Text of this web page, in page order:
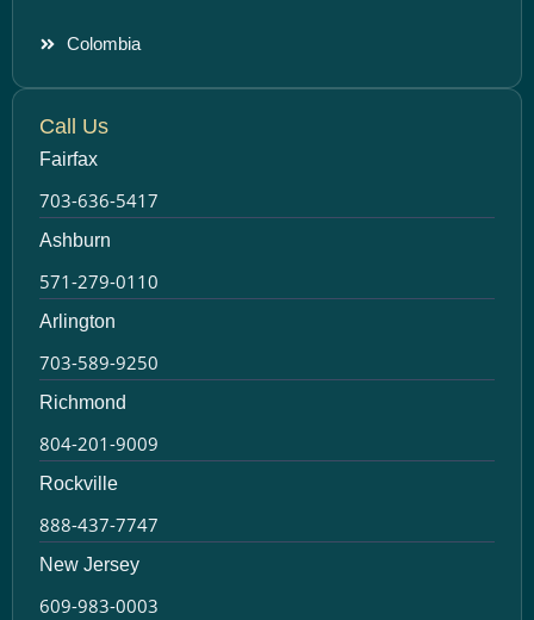
Colombia
Call Us
Fairfax
703-636-5417
Ashburn
571-279-0110
Arlington
703-589-9250
Richmond
804-201-9009
Rockville
888-437-7747
New Jersey
609-983-0003